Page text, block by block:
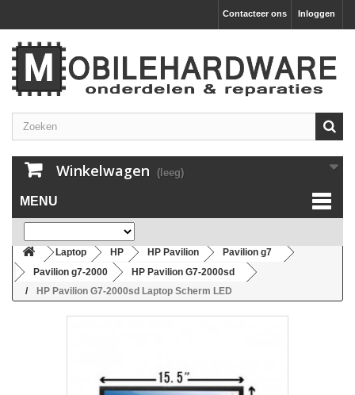
Inloggen
Contacteer ons
Winkelwagen (leeg)
MENU
Laptop HP HP Pavilion
Pavilion g7
Pavilion g7-2000
HP Pavilion G7-2000sd
HP Pavilion G7-2000sd Laptop Scherm LED